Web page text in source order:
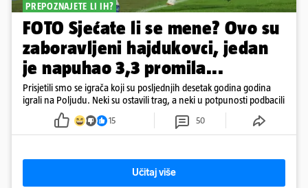
PREPOZNAJETE LI IH?
FOTO Sjećate li se mene? Ovo su
zaboravljeni hajdukovci, jedan
je napuhao 3,3 promila...
Prisjetili smo se igrača koji su posljednjih desetak godina godina
igrali na Poljudu. Neki su ostavili trag, a neki u potpunosti podbacili
15 50
Učitaj više